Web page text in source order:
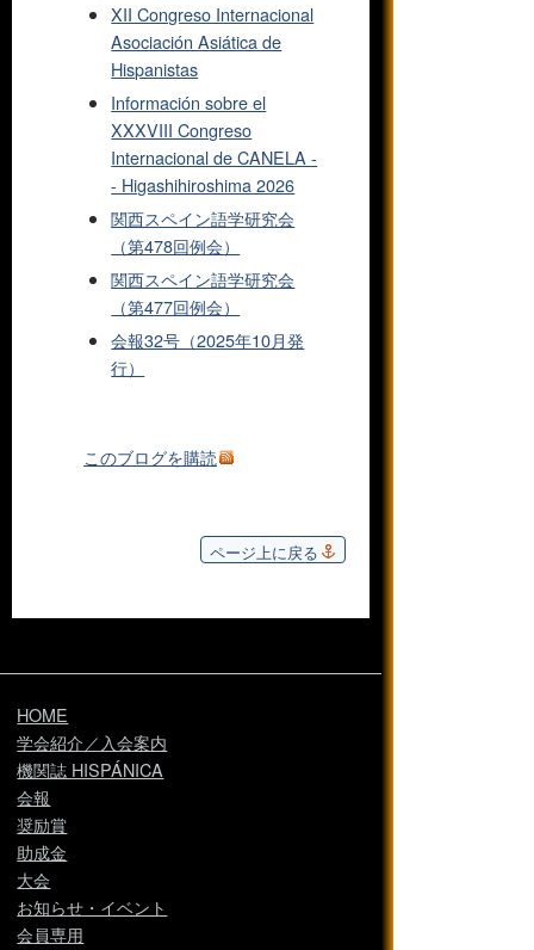
XII Congreso Internacional
Asociación Asiática de
Hispanistas
Información sobre el
XXXVIII Congreso
Internacional de CANELA -
- Higashihiroshima 2026
関西スペイン語学研究会
（第478回例会）
関西スペイン語学研究会
（第477回例会）
会報32号（2025年10月発
行）
このブログを購読
ページ上に戻る
HOME
学会紹介／入会案内
機関誌 HISPÁNICA
会報
奨励賞
助成金
大会
お知らせ・イベント
会員専用